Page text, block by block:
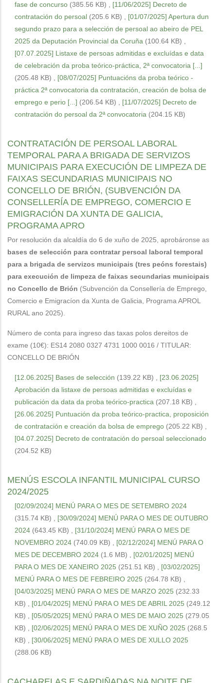
fase de concurso (385.56 KB)
[11/06/2025] Decreto de
contratación do persoal (205.6 KB)
[01/07/2025] Apertura dun
segundo prazo para a selección de persoal ao abeiro de PEL
2025 da Deputación Provincial da Coruña (100.64 KB)
[07.07.2025] Listaxe de persoas admitidas e excluídas e data
de celebración da proba teórico-práctica, 2ª convocatoria [...]
(205.48 KB)
[08/07/2025] Puntuacións da proba teórico -
práctica 2ª convocatoria da contratación, creación de bolsa de
emprego e perio [...] (206.54 KB)
[11/07/2025] Decreto de
contratación do persoal da 2ª convocatoria (204.15 KB)
CONTRATACIÓN DE PERSOAL LABORAL
TEMPORAL PARA A BRIGADA DE SERVIZOS
MUNICIPAIS PARA EXECUCIÓN DE LIMPEZA DE
FAIXAS SECUNDARIAS MUNICIPAIS NO
CONCELLO DE BRIÓN, (SUBVENCIÓN DA
CONSELLERÍA DE EMPREGO, COMERCIO E
EMIGRACIÓN DA XUNTA DE GALICIA,
PROGRAMA APRO
Por resolución da alcaldía do 6 de xuño de 2025, aprobáronse as
bases de selección para contratar persoal laboral temporal
para a brigada de servizos municipais (tres peóns forestais)
para execución de limpeza de faixas secundarias municipais
no Concello de Brión (Subvención da Consellería de Emprego,
Comercio e Emigracíon da Xunta de Galicia, Programa APROL
RURAL ano 2025).
Número de conta para ingreso das taxas polos dereitos de
exame (10€): ES14 2080 0327 4731 1000 0016 / TITULAR:
CONCELLO DE BRIÓN
[12.06.2025] Bases de selección (139.22 KB)
[23.06.2025]
Aprobación da listaxe de persoas admitidas e excluídas e
publicación da data da proba teórico-practica (207.18 KB)
[26.06.2025] Puntuación da proba teórico-practica, proposición
de contratación e creación da bolsa de emprego (205.22 KB)
[04.07.2025] Decreto de contratación do persoal seleccionado
(204.52 KB)
MENÚS ESCOLA INFANTIL MUNICIPAL CURSO
2024/2025
[02/09/2024] MENÚ PARA O MES DE SETEMBRO 2024
(315.74 KB)
[30/09/2024] MENÚ PARA O MES DE OUTUBRO
2024 (643.45 KB)
[31/10/2024] MENÚ PARA O MES DE
NOVEMBRO 2024 (740.09 KB)
[02/12/2024] MENÚ PARA O
MES DE DECEMBRO 2024 (1.6 MB)
[02/01/2025] MENÚ
PARA O MES DE XANEIRO 2025 (251.51 KB)
[03/02/2025]
MENÚ PARA O MES DE FEBREIRO 2025 (264.78 KB)
[04/03/2025] MENÚ PARA O MES DE MARZO 2025 (232.33
KB)
[01/04/2025] MENÚ PARA O MES DE ABRIL 2025 (249.12
KB)
[05/05/2025] MENÚ PARA O MES DE MAIO 2025 (279.05
KB)
[02/06/2025] MENÚ PARA O MES DE XUÑO 2025 (268.5
KB)
[30/06/2025] MENÚ PARA O MES DE XULLO 2025
(288.06 KB)